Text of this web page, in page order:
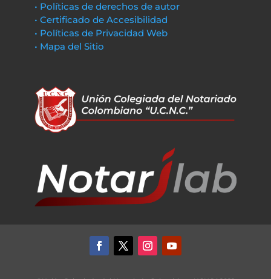
• Políticas de derechos de autor
• Certificado de Accesibilidad
• Políticas de Privacidad Web
• Mapa del Sitio